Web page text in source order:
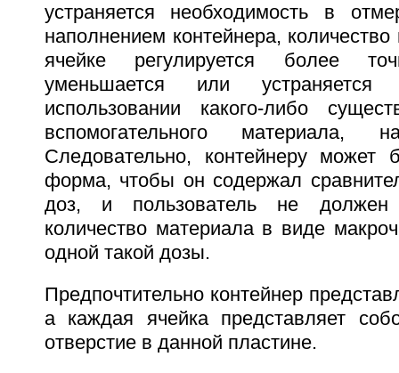
устраняется необходимость в
наполнением контейнера,
ячейке регулируется более
уменьшается или устраняется
использовании какого-либо
вспомогательного материала,
Следовательно, контейнеру может
форма, чтобы он содержал
доз, и пользователь не должен
количество материала в виде
одной такой дозы.
Предпочтительно контейнер
а каждая ячейка представляет
отверстие в данной пластине.